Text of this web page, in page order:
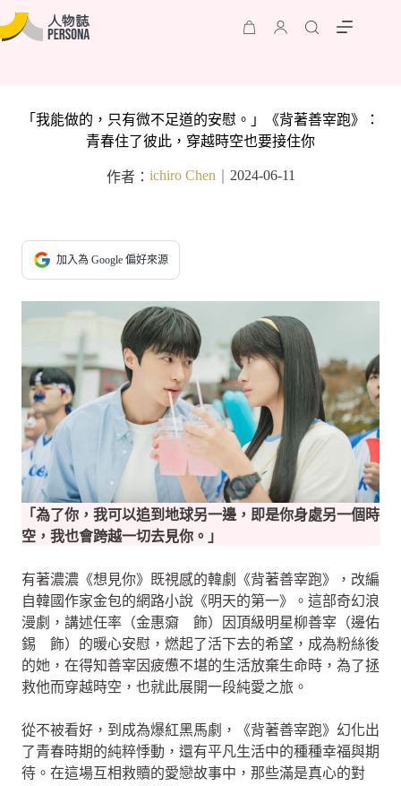
「我能做的，只有微不足道的安慰。」《背著善宰跑》：
青春住了彼此，穿越時空也要接住你
作者： ichiro Chen｜ 2024-06-11
加入為 Google 偏好來源
「為了你，我可以追到地球另一邊，即是你身處另一個時
空，我也會跨越一切去見你。」
有著濃濃《想見你》既視感的韓劇《背著善宰跑》，改編
自韓國作家金包的網路小說《明天的第一》。這部奇幻浪
漫劇，講述任率（金惠奫 飾）因頂級明星柳善宰（邊佑
錫 飾）的暖心安慰，燃起了活下去的希望，成為粉絲後
的她，在得知善宰因疲憊不堪的生活放棄生命時，為了拯
救他而穿越時空，也就此展開一段純愛之旅。
從不被看好，到成為爆紅黑馬劇，《背著善宰跑》幻化出
了青春時期的純粹悸動，還有平凡生活中的種種幸福與期
待。在這場互相救贖的愛戀故事中，那些滿是真心的對